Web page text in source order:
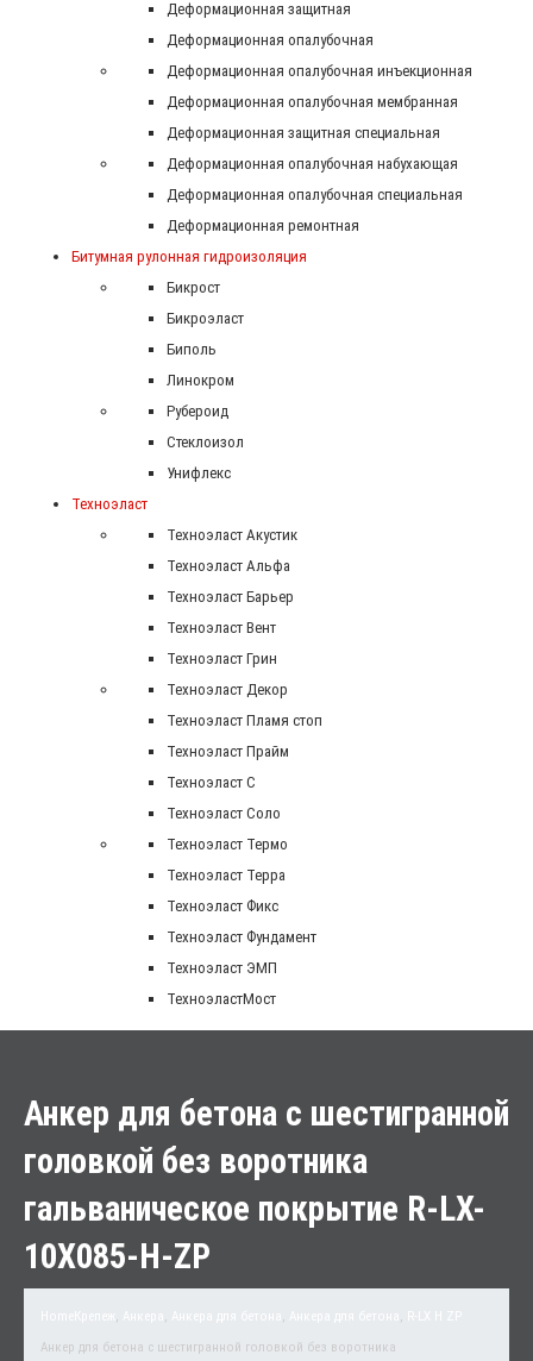
Деформационная защитная
Деформационная опалубочная
Деформационная опалубочная инъекционная
Деформационная опалубочная мембранная
Деформационная защитная специальная
Деформационная опалубочная набухающая
Деформационная опалубочная специальная
Деформационная ремонтная
Битумная рулонная гидроизоляция
Бикрост
Бикроэласт
Биполь
Линокром
Рубероид
Стеклоизол
Унифлекс
Техноэласт
Техноэласт Акустик
Техноэласт Альфа
Техноэласт Барьер
Техноэласт Вент
Техноэласт Грин
Техноэласт Декор
Техноэласт Пламя стоп
Техноэласт Прайм
Техноэласт С
Техноэласт Соло
Техноэласт Термо
Техноэласт Терра
Техноэласт Фикс
Техноэласт Фундамент
Техноэласт ЭМП
ТехноэластМост
Анкер для бетона с шестигранной
головкой без воротника
гальваническое покрытие R-LX-
10X085-H-ZP
, , , ,
Анкер для бетона с шестигранной головкой без воротника